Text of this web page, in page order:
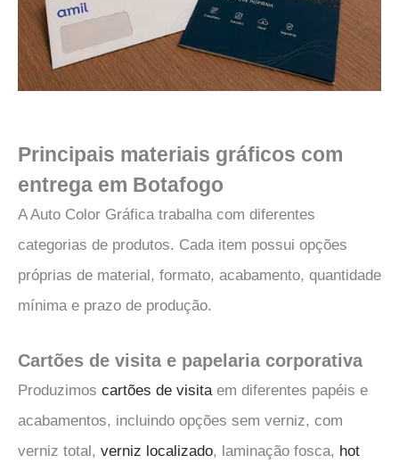
Principais materiais gráficos com
entrega em Botafogo
A Auto Color Gráfica trabalha com diferentes
categorias de produtos. Cada item possui opções
próprias de material, formato, acabamento, quantidade
mínima e prazo de produção.
Cartões de visita e papelaria corporativa
Produzimos cartões de visitaem diferentes papéis e
acabamentos, incluindo opções sem verniz, com
verniz total, verniz localizado, laminação fosca, hot